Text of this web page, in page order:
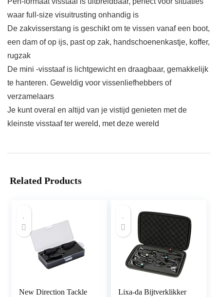
waar full-size visuitrusting onhandig is
De zakvisserstang is geschikt om te vissen vanaf een boot,
een dam of op ijs, past op zak, handschoenenkastje, koffer,
rugzak
De mini -visstaaf is lichtgewicht en draagbaar, gemakkelijk
te hanteren. Geweldig voor vissenliefhebbers of
verzamelaars
Je kunt overal en altijd van je vistijd genieten met de
kleinste visstaaf ter wereld, met deze wereld
Related Products
New Direction Tackle
Lixa-da Bijtverklikker